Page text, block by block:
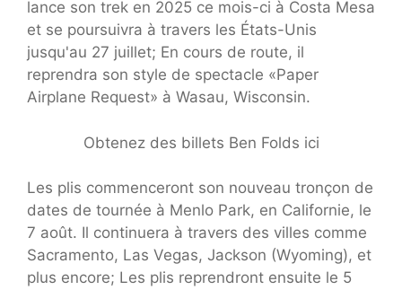
lance son trek en 2025 ce mois-ci à Costa Mesa
et se poursuivra à travers les États-Unis
jusqu'au 27 juillet; En cours de route, il
reprendra son style de spectacle «Paper
Airplane Request» à Wasau, Wisconsin.
Obtenez des billets Ben Folds ici
Les plis commenceront son nouveau tronçon de
dates de tournée à Menlo Park, en Californie, le
7 août. Il continuera à travers des villes comme
Sacramento, Las Vegas, Jackson (Wyoming), et
plus encore; Les plis reprendront ensuite le 5